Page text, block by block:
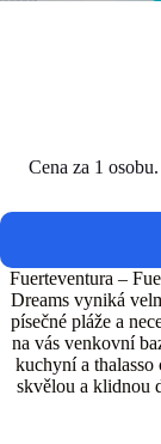
Cena za 1
Fuerteventura –
Dreams vyniká
písečné pláže a
na vás venkovní
kuchyní a
skvělou a klidnou